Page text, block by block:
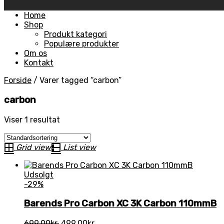
Skip
Home
Shop
Produkt kategori
Populære produkter
Om os
Kontakt
Forside / Varer tagged “carbon”
carbon
Viser 1 resultat
Grid view List view
Udsolgt
-29%
Barends Pro Carbon XC 3K Carbon 110mmB